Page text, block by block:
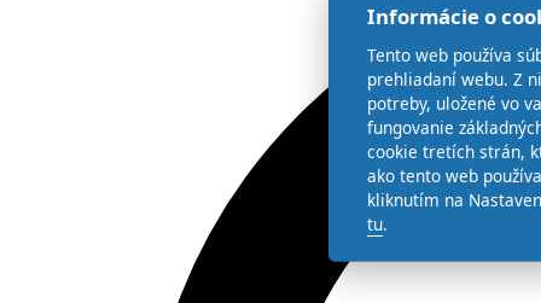
Informácie o
Tento web používa
prehliadaní webu. Z
potreby, uložené vo
fungovanie
cookie tretích strán,
ako tento web
kliknutím na
tu.